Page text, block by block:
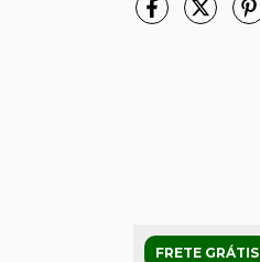
FRETE GRÁTIS